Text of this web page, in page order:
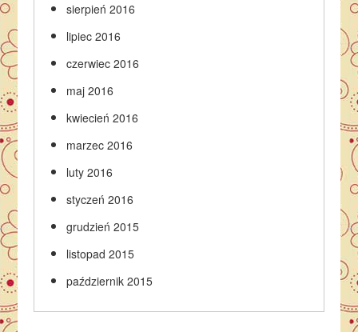
sierpień 2016
lipiec 2016
czerwiec 2016
maj 2016
kwiecień 2016
marzec 2016
luty 2016
styczeń 2016
grudzień 2015
listopad 2015
październik 2015